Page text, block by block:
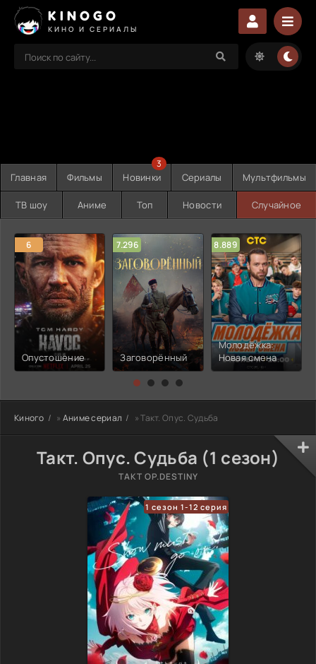
KINOGO
КИНО И СЕРИАЛЫ
Главная Фильмы Новинки
3
Сериалы Мультфильмы
ТВ шоу Аниме Топ Новости Случайное
6
Опустошение
7.296
Заговорённый
8.889
Молодёжка:
Новая смена
Киного » Аниме сериал » Такт. Опус. Судьба
Такт. Опус. Судьба (1 сезон)
TAKT OP.DESTINY
1 сезон 1-12 серия